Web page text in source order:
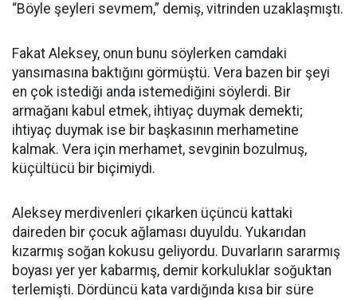
“Böyle şeyleri sevmem,” demiş, vitrinden uzaklaşmıştı.
Fakat Aleksey, onun bunu söylerken camdaki
yansımasına baktığını görmüştü. Vera bazen bir şeyi
en çok istediği anda istemediğini söylerdi. Bir
armağanı kabul etmek, ihtiyaç duymak demekti;
ihtiyaç duymak ise bir başkasının merhametine
kalmak. Vera için merhamet, sevginin bozulmuş,
küçültücü bir biçimiydi.
Aleksey merdivenleri çıkarken üçüncü kattaki
daireden bir çocuk ağlaması duyuldu. Yukarıdan
kızarmış soğan kokusu geliyordu. Duvarların sararmış
boyası yer yer kabarmış, demir korkuluklar soğuktan
terlemişti. Dördüncü kata vardığında kısa bir süre